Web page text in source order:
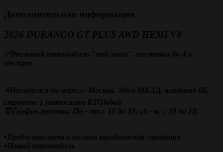
Дополнительная информация
2026 DURANGO GT PLUS AWD HEMI V8
✅Реальный автомобиль "под заказ", поставка до 4-х
месяцев
⭐Находимся по адресу: Москва, 38км МКАД, владение 6Б,
строение 1 (автосалон RTGlobal)
⏰График работы: Пн - пт с 10 до 19; сб - вс с 10 до 18;
▪️Предоставляется полная юридическая гарантия
▪️Новый автомобиль